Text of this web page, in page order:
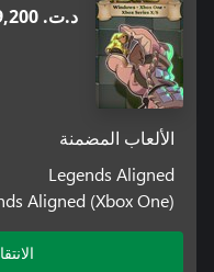
د.ت.‏ 29,200
الألعاب المضمنة
Legends Aligned
Aligned (Xbox One)